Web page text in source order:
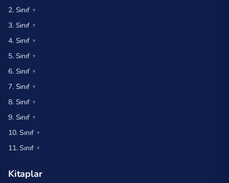
2. Sınıf
3. Sınıf
4. Sınıf
5. Sınıf
6. Sınıf
7. Sınıf
8. Sınıf
9. Sınıf
10. Sınıf
11. Sınıf
Kitaplar